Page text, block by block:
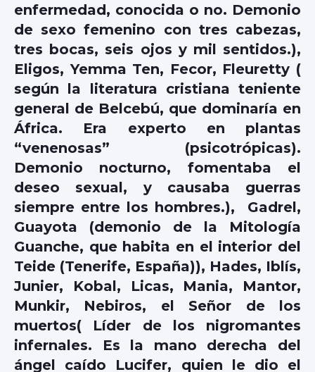
enfermedad, conocida o no. Demonio
de sexo femenino con tres cabezas,
tres bocas, seis ojos y mil sentidos.),
Eligos, Yemma Ten, Fecor, Fleuretty (
según la literatura cristiana teniente
general de Belcebú, que dominaría en
África. Era experto en plantas
“venenosas” (psicotrópicas).
Demonio nocturno, fomentaba el
deseo sexual, y causaba guerras
siempre entre los hombres.), Gadrel,
Guayota (demonio de la Mitología
Guanche, que habita en el interior del
Teide (Tenerife, España)), Hades, Iblís,
Junier, Kobal, Licas, Mania, Mantor,
Munkir, Nebiros, el Señor de los
muertos( Líder de los nigromantes
infernales. Es la mano derecha del
ángel caído Lucifer, quien le dio el